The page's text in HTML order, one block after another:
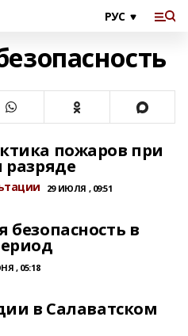
пожаров при
разряде
29 ИЮЛЯ , 09:51
безопасность в
, 05:18
в Салаватском